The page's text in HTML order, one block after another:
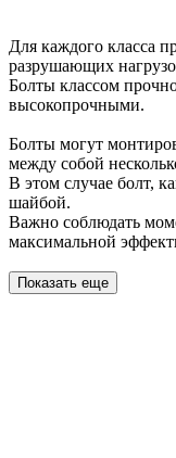
Для каждого класса
разрушающих
Болты классом
высокопрочными.
Болты могут
между собой
В этом случае болт,
шайбой.
Важно соблюдать
максимальной
Показать еще